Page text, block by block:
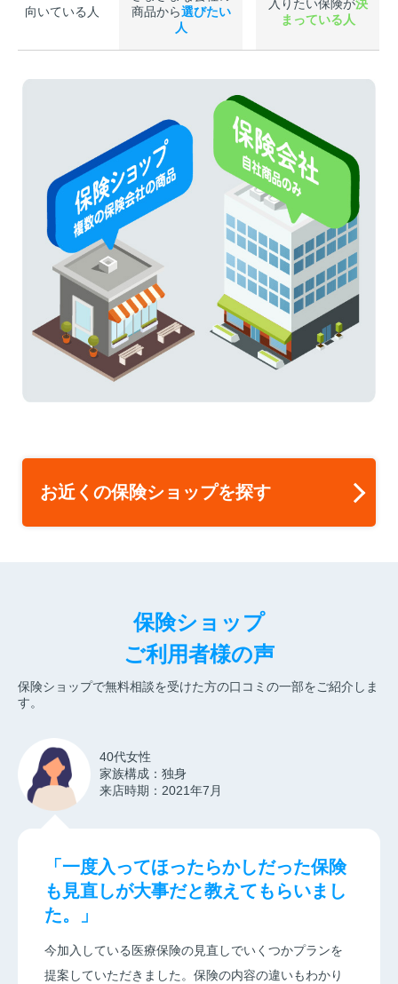
向いている人
商品から選びたい
人
入りたい保険が決
まっている人
お近くの保険ショップを探す
保険ショップ
ご利用者様の声
保険ショップで無料相談を受けた方の口コミの一部をご紹介しま
す。
40代女性
家族構成：独身
来店時期：2021年7月
「一度入ってほったらかしだった保険
も見直しが大事だと教えてもらいまし
た。」
今加入している医療保険の見直しでいくつかプランを
提案していただきました。保険の内容の違いもわかり